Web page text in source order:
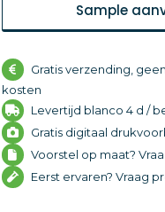
Sample
Gratis verzending,
kosten
Levertijd blanco 4 d /
Gratis digitaal
Voorstel op maat?
Eerst ervaren? Vraag